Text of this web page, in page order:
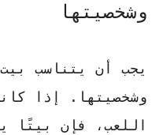
وشخصيتها
يجب أن يتناسب
وشخصيتها. إذا
اللعب، فإن بيتًا